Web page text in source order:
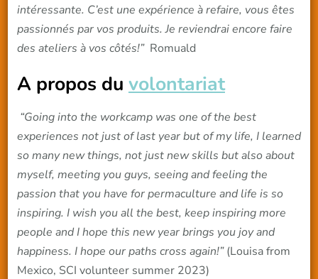
intéressante. C’est une expérience à refaire, vous êtes
passionnés par vos produits. Je reviendrai encore faire
des ateliers à vos côtés!”Romuald
A propos du volontariat
“Going into the workcamp was one of the best
experiences not just of last year but of my life, I learned
so many new things, not just new skills but also about
myself, meeting you guys, seeing and feeling the
passion that you have for permaculture and life is so
inspiring. I wish you all the best, keep inspiring more
people and I hope this new year brings you joy and
happiness. I hope our paths cross again!”(Louisa from
Mexico, SCI volunteer summer 2023)